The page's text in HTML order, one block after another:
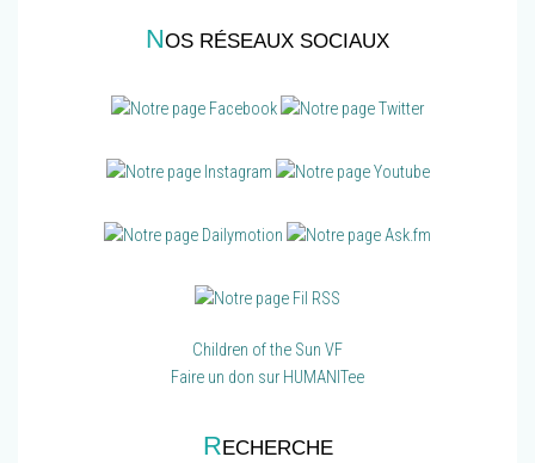
NOS RÉSEAUX SOCIAUX
Children of the Sun VF
Faire un don sur HUMANITee
RECHERCHE